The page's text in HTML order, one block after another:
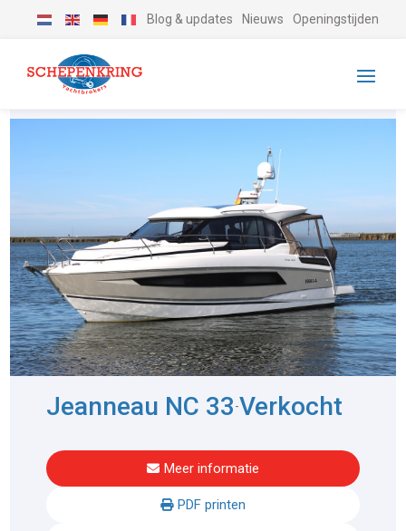
Blog & updates Nieuws Openingstijden
Jeanneau NC 33-Verkocht
Meer informatie
PDF printen